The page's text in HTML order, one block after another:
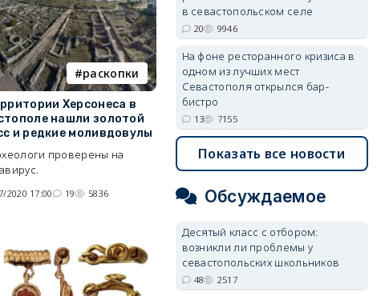
раскопки
Херсонеса в
нашли золотой
и редкие моливдовулы
проверены на
2020 17:00 19 5836
в севастопольском селе
20 9946
На фоне ресторанного кризиса в
одном из лучших мест
Севастополя открылся бар-
бистро
13 7155
Показать все новости
Обсуждаемое
Десятый класс с отбором:
возникли ли проблемы у
севастопольских школьников
48 2517